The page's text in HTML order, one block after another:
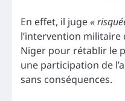
En effet, il juge«
l’intervention militaire
Niger pour rétablir le
une participation de
sans conséquences.